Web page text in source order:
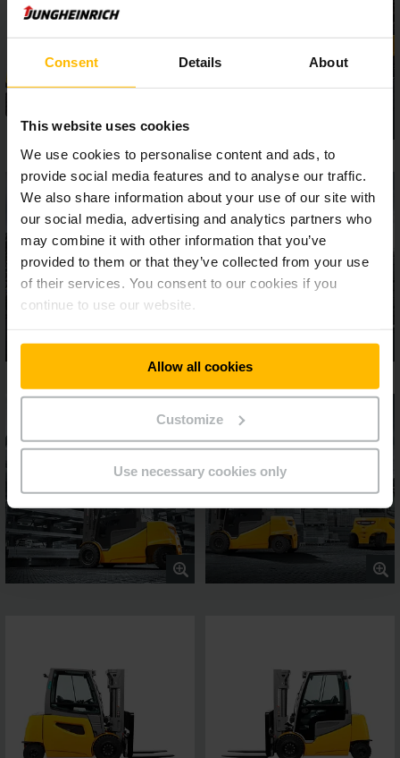
Consent Details About
This website uses cookies
We use cookies to personalise content and ads, to
provide social media features and to analyse our traffic.
We also share information about your use of our site with
our social media, advertising and analytics partners who
may combine it with other information that you’ve
provided to them or that they’ve collected from your use
of their services. You consent to our cookies if you
continue to use our website.
Allow all cookies
Customize
Use necessary cookies only
a biztonságos és hatékony munkavégzést – még
szélsőséges körülmények között is. Az ergonomikusan
kiforrott 5-ös sorozatú EFG-k igazi erőgépek nagy